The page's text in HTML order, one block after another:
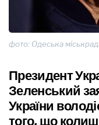
фото: Одеська
Президент
Зеленський
України
того, що